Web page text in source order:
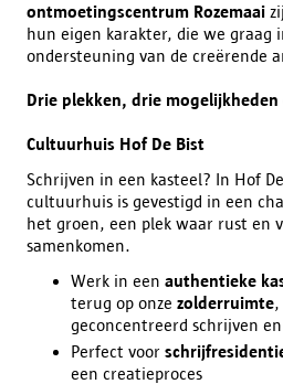
ontmoetingscentrum Rozemaai
hun eigen karakter, die we graag
ondersteuning van de creërende
Drie plekken, drie
Cultuurhuis Hof De Bist
Schrijven in een kasteel? In Hof
cultuurhuis is gevestigd in een
het groen, een plek waar rust en
samenkomen.
Werk in een authentieke
terug op onze zolderruimte,
geconcentreerd schrijven
Perfect voor
een creatieproces